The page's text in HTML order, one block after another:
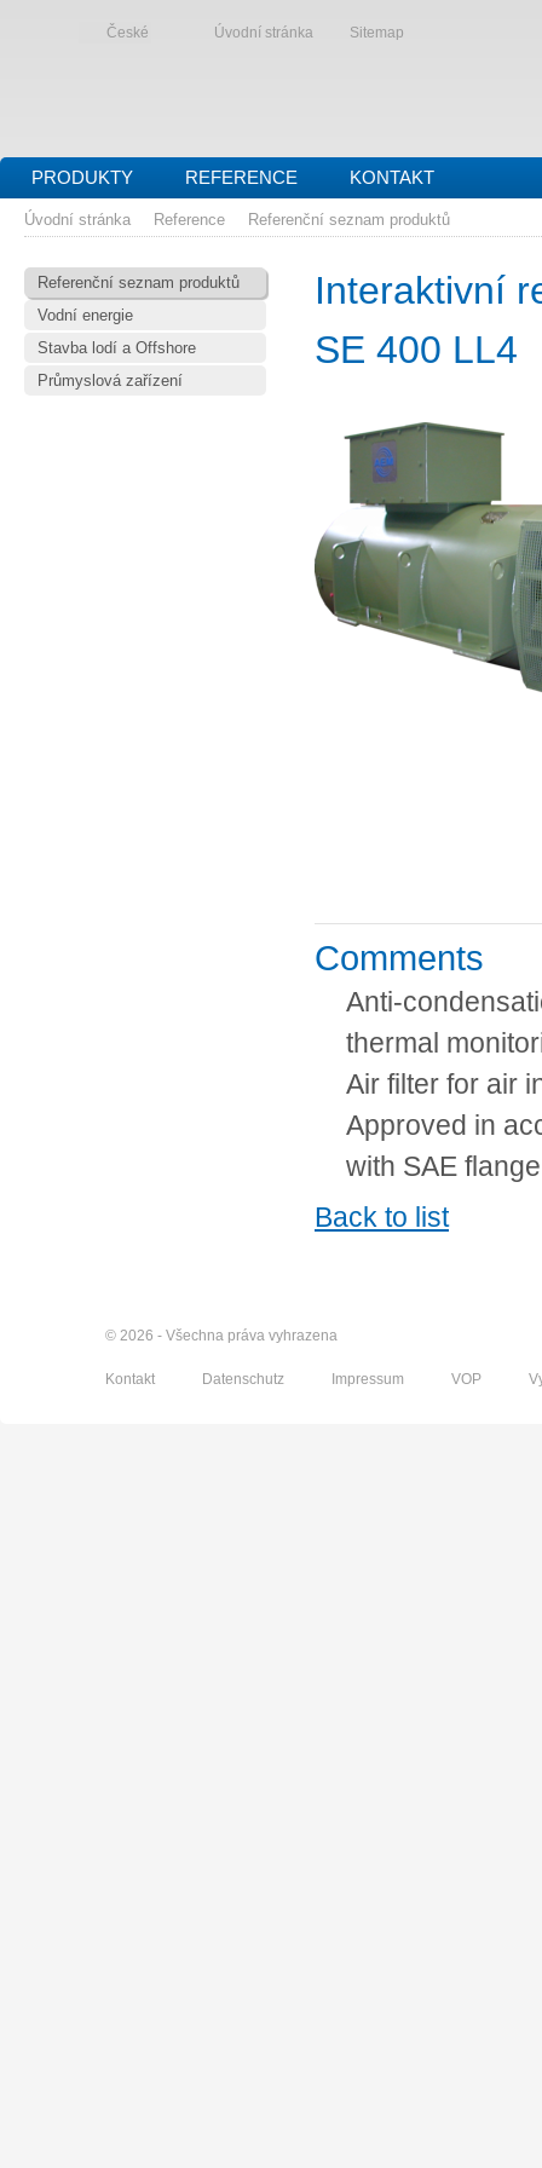
České Úvodní stránka Sitemap
PRODUKTY REFERENCE KONTAKT
Úvodní stránka Reference Referenční seznam produktů
Referenční seznam produktů
Vodní energie
Stavba lodí a Offshore
Průmyslová zařízení
Interaktivní
SE 400 LL4
Comments
Anti-
thermal
Air filter for air
Approved in
with SAE flange
Back to list
© 2026 - Všechna práva vyhrazena
Kontakt Datenschutz Impressum VOP